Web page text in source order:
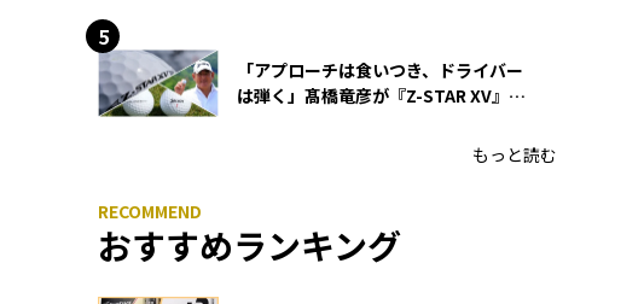
「アプローチは食いつき、ドライバー
は弾く」髙橋竜彦が『Z-STAR XV』を
もっと読む
おすすめランキング